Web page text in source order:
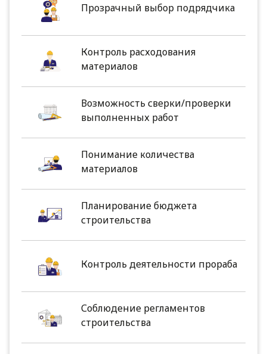
Прозрачный выбор подрядчика
Контроль расходования
материалов
Возможность сверки/проверки
выполненных работ
Понимание количества
материалов
Планирование бюджета
строительства
Контроль деятельности прораба
Соблюдение регламентов
строительства